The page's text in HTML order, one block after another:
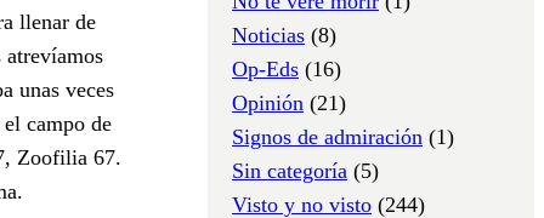
llenar de
atrevíamos
unas veces
campo de
Zoofilia 67.
Noticias (8)
Op-Eds (16)
Opinión (21)
Signos de admiración (1)
Sin categoría (5)
Visto y no visto (244)